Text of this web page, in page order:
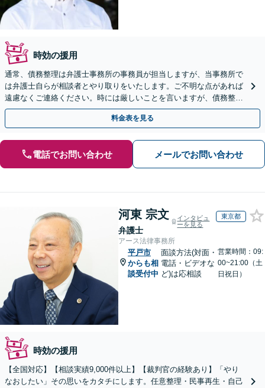
時効の援用
通常、債務整理は弁護士事務所の事務員が担当しますが、当事務所で
は弁護士自らが相談者とやり取りをいたします。ご不明な点があれば
遠慮なくご連絡ください。時には厳しいことを言いますが、債務整理
には相談者様のご協力が必要不可欠です。
料金表を見る
電話でお問い合わせ メールでお問い合わせ
河東 宗文
弁護士
インタビュ
ーを見る
東京都
アース法律事務所
平戸市
からも相
談受付中
面談方法(対面・
電話・ビデオな
ど)は応相談
営業時間：09:
00~21:00（土
日祝日）
時効の援用
【全国対応】【相談実績9,000件以上】【裁判官の経験あり】「やり
なおしたい」その思いをカタチにします。任意整理・民事再生・自己